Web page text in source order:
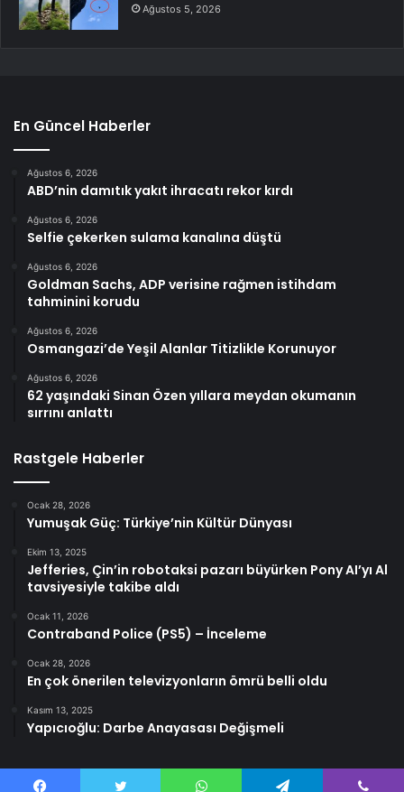
Ağustos 5, 2026
En Güncel Haberler
Ağustos 6, 2026
ABD’nin damıtık yakıt ihracatı rekor kırdı
Ağustos 6, 2026
Selfie çekerken sulama kanalına düştü
Ağustos 6, 2026
Goldman Sachs, ADP verisine rağmen istihdam
tahminini korudu
Ağustos 6, 2026
Osmangazi’de Yeşil Alanlar Titizlikle Korunuyor
Ağustos 6, 2026
62 yaşındaki Sinan Özen yıllara meydan okumanın
sırrını anlattı
Rastgele Haberler
Ocak 28, 2026
Yumuşak Güç: Türkiye’nin Kültür Dünyası
Ekim 13, 2025
Jefferies, Çin’in robotaksi pazarı büyürken Pony AI’yı Al
tavsiyesiyle takibe aldı
Ocak 11, 2026
Contraband Police (PS5) – İnceleme
Ocak 28, 2026
En çok önerilen televizyonların ömrü belli oldu
Kasım 13, 2025
Yapıcıoğlu: Darbe Anayasası Değişmeli